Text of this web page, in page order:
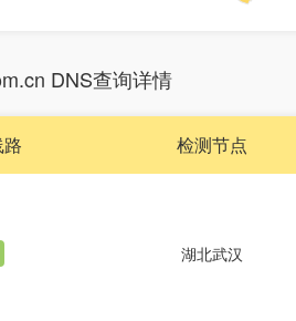
DNS查询详情
检测节点
湖北武汉